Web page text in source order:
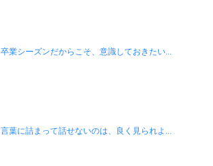
卒業シーズンだからこそ、意識しておきたい...
言葉に詰まって話せないのは、良く見られよ...